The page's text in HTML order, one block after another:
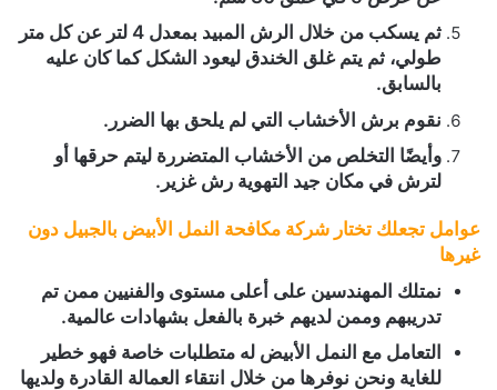
ثم يسكب من خلال الرش المبيد بمعدل 4 لتر عن كل متر
طولي، ثم يتم غلق الخندق ليعود الشكل كما كان عليه
بالسابق.
نقوم برش الأخشاب التي لم يلحق بها الضرر.
وأيضًا التخلص من الأخشاب المتضررة ليتم حرقها أو
لترش في مكان جيد التهوية رش غزير.
عوامل تجعلك تختار شركة مكافحة النمل الأبيض بالجبيل دون
غيرها
نمتلك المهندسين على أعلى مستوى والفنيين ممن تم
تدريبهم وممن لديهم خبرة بالفعل بشهادات عالمية.
التعامل مع النمل الأبيض له متطلبات خاصة فهو خطير
للغاية ونحن نوفرها من خلال انتقاء العمالة القادرة ولديها